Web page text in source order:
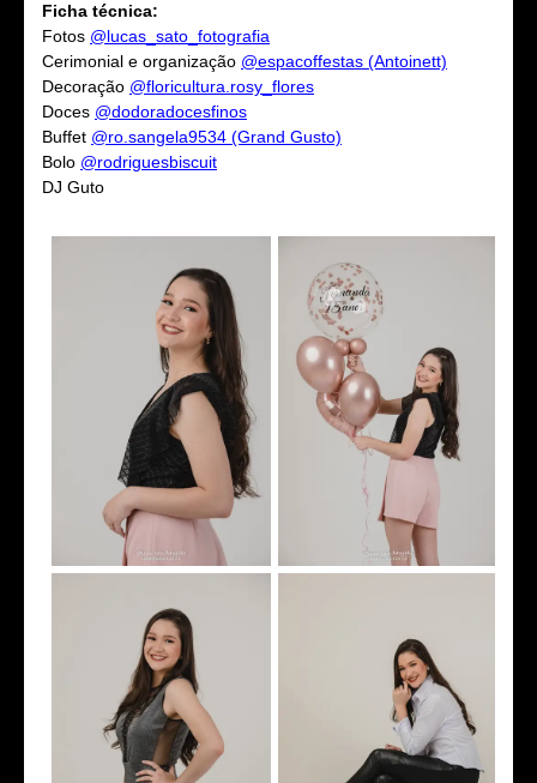
Ficha técnica:
Fotos @lucas_sato_fotografia
Cerimonial e organização @espacoffestas (Antoinett)
Decoração @floricultura.rosy_flores
Doces @dodoradocesfinos
Buffet @ro.sangela9534 (Grand Gusto)
Bolo @rodriguesbiscuit
DJ Guto